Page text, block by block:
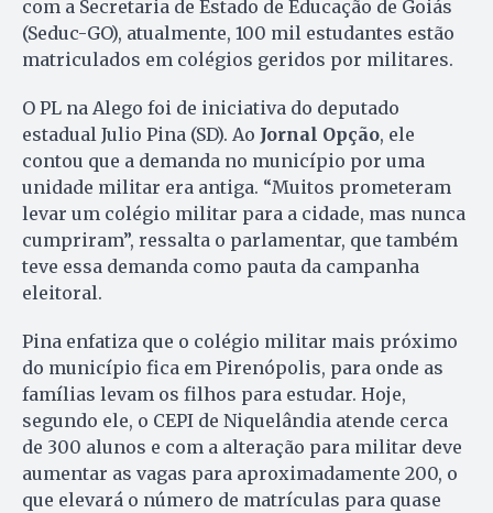
com a Secretaria de Estado de Educação de Goiás
(Seduc-GO), atualmente, 100 mil estudantes estão
matriculados em colégios geridos por militares.
O PL na Alego foi de iniciativa do deputado
estadual Julio Pina (SD). Ao Jornal Opção, ele
contou que a demanda no município por uma
unidade militar era antiga. “Muitos prometeram
levar um colégio militar para a cidade, mas nunca
cumpriram”, ressalta o parlamentar, que também
teve essa demanda como pauta da campanha
eleitoral.
Pina enfatiza que o colégio militar mais próximo
do município fica em Pirenópolis, para onde as
famílias levam os filhos para estudar. Hoje,
segundo ele, o CEPI de Niquelândia atende cerca
de 300 alunos e com a alteração para militar deve
aumentar as vagas para aproximadamente 200, o
que elevará o número de matrículas para quase